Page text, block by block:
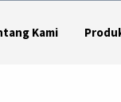
Kami